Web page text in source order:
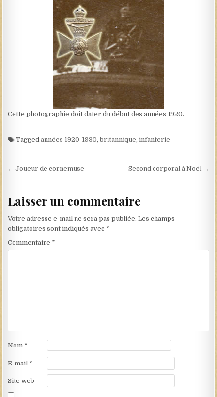
Cette photographie doit dater du début des années 1920.
Taggedannées 1920-1930,britannique,infanterie
Navigation de l’article
← Joueur de cornemuse Second corporal à Noël →
Laisser un commentaire
Votre adresse e-mail ne sera pas publiée. Les champs
obligatoires sont indiqués avec *
Commentaire *
Nom *
E-mail *
Site web